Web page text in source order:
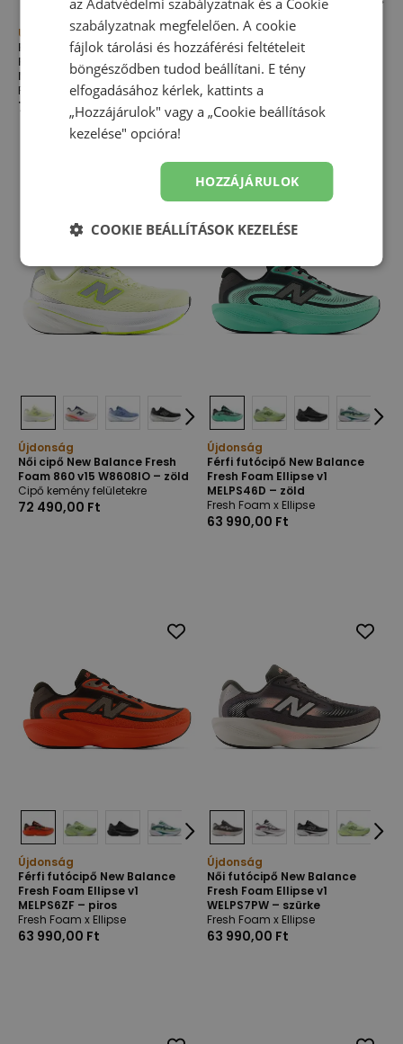
Újdonság
Férfi futócipő New Balance
Fresh Foam X Hierro Trek
MHIET8T2 – zöld
Fresh Foam x Hierro
72 490,00 Ft
Újdonság
Női cipő New Balance Fresh
Foam 860 v15 W8606M1 –
menta
Cipő kemény felületekre
72 490,00 Ft
Újdonság
Női cipő New Balance Fresh
Foam 860 v15 W8608IO – zöld
Cipő kemény felületekre
72 490,00 Ft
Újdonság
Férfi futócipő New Balance
Fresh Foam Ellipse v1
MELPS46D – zöld
Fresh Foam x Ellipse
63 990,00 Ft
Újdonság
Férfi futócipő New Balance
Fresh Foam Ellipse v1
MELPS6ZF – piros
Fresh Foam x Ellipse
63 990,00 Ft
Újdonság
Női futócipő New Balance
Fresh Foam Ellipse v1
WELPS7PW – szürke
Fresh Foam x Ellipse
63 990,00 Ft
azAdatvédelmi szabályzatnak és a Cookie
szabályzatnak megfelelően. A cookie
fájlok tárolási és hozzáférési feltételeit
böngésződben tudod beállítani. E tény
elfogadásához kérlek, kattints a
„Hozzájárulok" vagy a „Cookie beállítások
kezelése" opcióra!
HOZZÁJÁRULOK
COOKIE BEÁLLÍTÁSOK KEZELÉSE